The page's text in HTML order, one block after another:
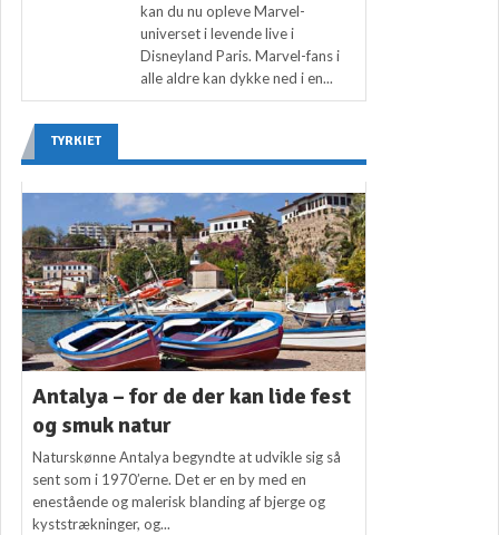
kan du nu opleve Marvel-
universet i levende live i
Disneyland Paris. Marvel-fans i
alle aldre kan dykke ned i en...
TYRKIET
Antalya – for de der kan lide fest
og smuk natur
Naturskønne Antalya begyndte at udvikle sig så
sent som i 1970’erne. Det er en by med en
enestående og malerisk blanding af bjerge og
kyststrækninger, og...